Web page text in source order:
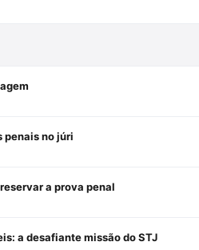
penais no júri
a prova penal
a desafiante missão do STJ